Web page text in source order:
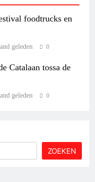
foodtrucks en
geleden 0
Catalaan tossa de
geleden 0
ZOEKEN